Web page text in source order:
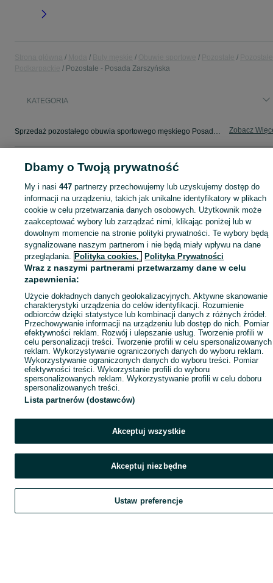
Pozostałe - Posada Zarszyńska
KATEGORIA
Sprzedaż pozostałego obuwia sportowego męskiego Posada Zarszyńska ▶️ Nowe i używane w atrakcyjnych cenach ✌ Przeglądaj i wybierz najlepszą ofertę na OLX.pl! Zobacz
Mapa kategorii
Mapa ministron
Popularne wyszukiwania
Szukaj Obserwujesz Dodaj Czat
Dbamy o Twoją prywatność
My i nasi447 partnerzy przechowujemy lub uzyskujemy dostęp do
informacji na urządzeniu, takich jak unikalne identyfikatory w plikach
cookie w celu przetwarzania danych osobowych. Użytkownik może
zaakceptować wybory lub zarządzać nimi, klikając poniżej lub w
dowolnym momencie na stronie polityki prywatności. Te wybory będą
sygnalizowane naszym partnerom i nie będą miały wpływu na dane
przeglądania. Polityka cookies, Polityka Prywatności
Wraz z naszymi partnerami przetwarzamy dane w celu
zapewnienia:
Użycie dokładnych danych geolokalizacyjnych. Aktywne skanowanie
charakterystyki urządzenia do celów identyfikacji. Rozumienie
odbiorców dzięki statystyce lub kombinacji danych z różnych źródeł.
Przechowywanie informacji na urządzeniu lub dostęp do nich. Pomiar
efektywności reklam. Rozwój i ulepszanie usług. Tworzenie profili w
celu personalizacji treści. Tworzenie profili w celu spersonalizowanych
reklam. Wykorzystywanie ograniczonych danych do wyboru reklam.
Wykorzystywanie ograniczonych danych do wyboru treści. Pomiar
efektywności treści. Wykorzystanie profili do wyboru
spersonalizowanych reklam. Wykorzystywanie profili w celu doboru
spersonalizowanych treści.
Lista partnerów (dostawców)
Akceptuj wszystkie
Akceptuj niezbędne
Ustaw preferencje